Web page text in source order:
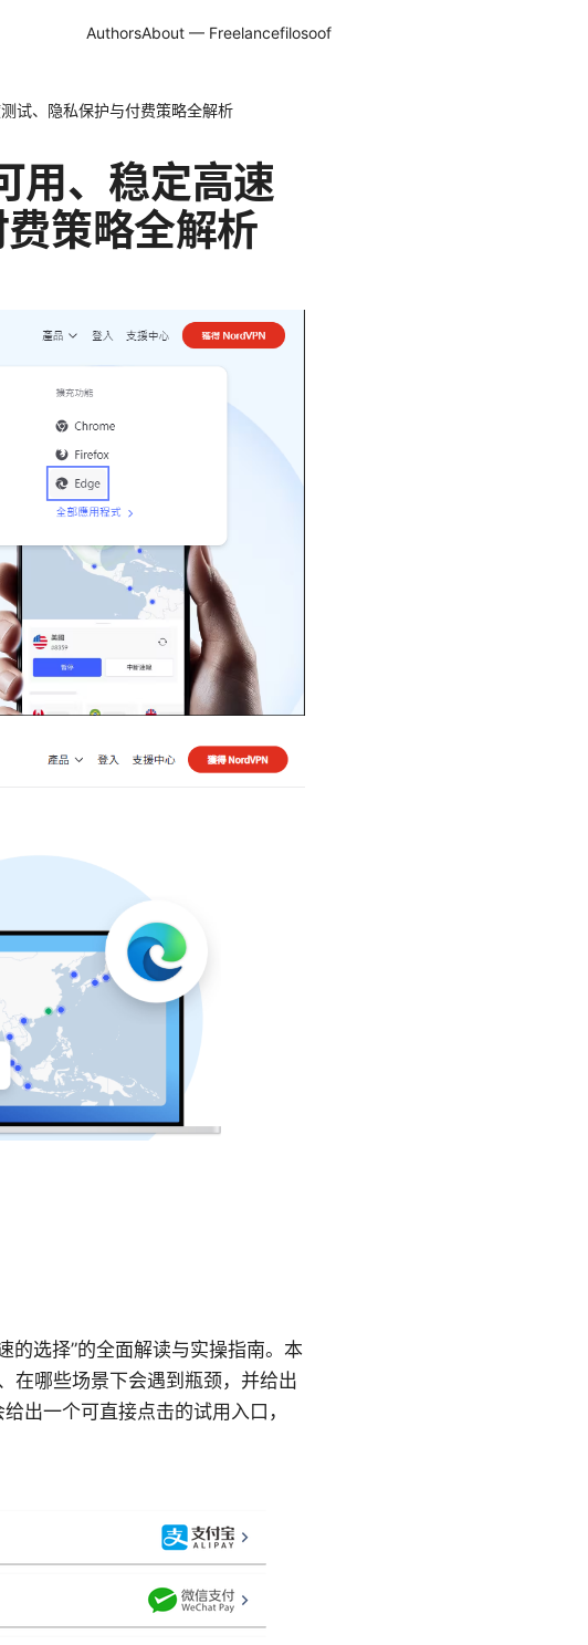
AuthorsAbout — Freelancefilosoof
试、隐私保护与付费策略全解析
用、稳定高速
策略全解析
的选择”的全面解读与实操指南。本
在哪些场景下会遇到瓶颈，并给出
出一个可直接点击的试用入口，